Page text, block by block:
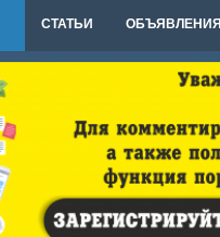
СТАТЬИ ОБЪЯВЛЕНИЯ